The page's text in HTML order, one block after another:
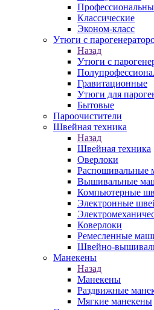
Классические
Эконом-класс
Утюги с
Назад
Утюги с
Гравитационные
Утюги для
Бытовые
Пароочистители
Швейная техника
Назад
Швейная техника
Оверлоки
Распошивальные
Вышивальные
Компьютерные
Электронные
Коверлоки
Ремесленные
Швейно-
Манекены
Назад
Манекены
Раздвижные
Мягкие манекены